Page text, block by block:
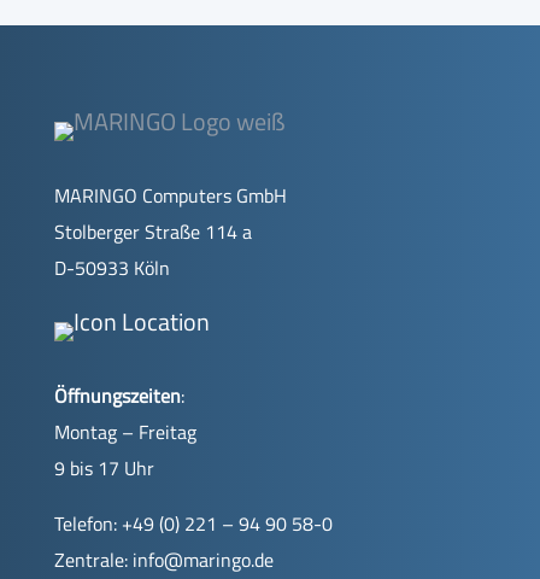
MARINGO Computers GmbH
Stolberger Straße 114 a
D-50933 Köln
Öffnungszeiten:
Montag – Freitag
9 bis 17 Uhr
Telefon: +49 (0) 221 – 94 90 58-0
Zentrale: info@maringo.de